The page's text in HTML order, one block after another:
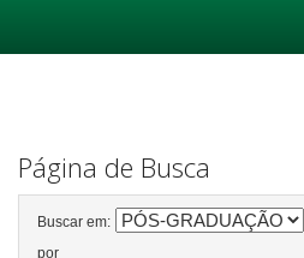
Página de Busca
Buscar em:
por